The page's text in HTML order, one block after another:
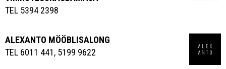
TEL 5394 2398
ALEXANTO MÖÖBLISALONG
TEL 6011 441, 5199 9622